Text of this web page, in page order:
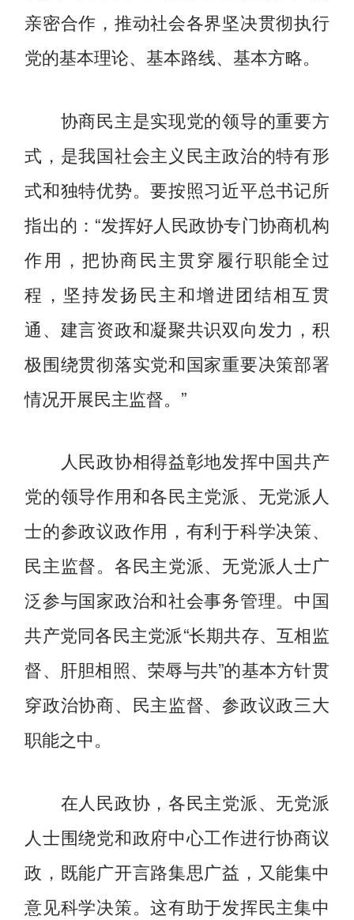
亲密合作，推动社会各界坚决贯彻执行
党的基本理论、基本路线、基本方略。
协商民主是实现党的领导的重要方
式，是我国社会主义民主政治的特有形
式和独特优势。要按照习近平总书记所
指出的：“发挥好人民政协专门协商机构
作用，把协商民主贯穿履行职能全过
程，坚持发扬民主和增进团结相互贯
通、建言资政和凝聚共识双向发力，积
极围绕贯彻落实党和国家重要决策部署
情况开展民主监督。”
人民政协相得益彰地发挥中国共产
党的领导作用和各民主党派、无党派人
士的参政议政作用，有利于科学决策、
民主监督。各民主党派、无党派人士广
泛参与国家政治和社会事务管理。中国
共产党同各民主党派“长期共存、互相监
督、肝胆相照、荣辱与共”的基本方针贯
穿政治协商、民主监督、参政议政三大
职能之中。
在人民政协，各民主党派、无党派
人士围绕党和政府中心工作进行协商议
政，既能广开言路集思广益，又能集中
意见科学决策。这有助于发挥民主集中